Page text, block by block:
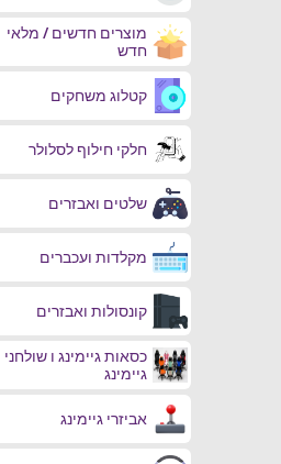
מוצרים חדשים / מלאי
חדש
קטלוג משחקים
חלקי חילוף לסלולר
שלטים ואבזרים
מקלדות ועכברים
קונסולות ואבזרים
כסאות גיימינג ו שולחני
גיימינג
אביזרי גיימינג